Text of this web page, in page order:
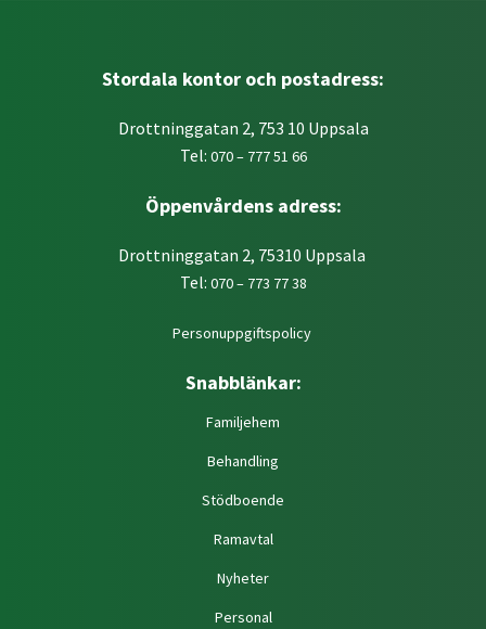
Stordala kontor och postadress:
Drottninggatan 2, 753 10 Uppsala
Tel: 070 – 777 51 66
Öppenvårdens adress:
Drottninggatan 2, 75310 Uppsala
Tel: 070 – 773 77 38
Personuppgiftspolicy
Snabblänkar:
Familjehem
Behandling
Stödboende
Ramavtal
Nyheter
Personal